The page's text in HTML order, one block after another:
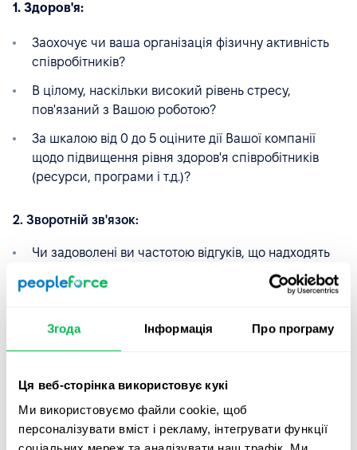
Згода Інформація Про програму
Ця веб-сторінка використовує кукі
Ми використовуємо файли cookie, щоб
персоналізувати вміст і рекламу, інтегрувати функції
1. Здоров'я:
Заохочує чи ваша організація фізичну активність
співробітників?
В цілому, наскільки високий рівень стресу,
пов'язаний з Вашою роботою?
За шкалою від 0 до 5 оціните дії Вашої компанії
щодо підвищення рівня здоров'я співробітників
(ресурси, програми і т.д.)?
2. Зворотній зв'язок:
Чи задоволені ви частотою відгуків, що надходять
Як би ви оцінили важливість, яку Ваша організація
3. Залученість:
Наскільки Ви в цілому задоволені роботою в Вашої